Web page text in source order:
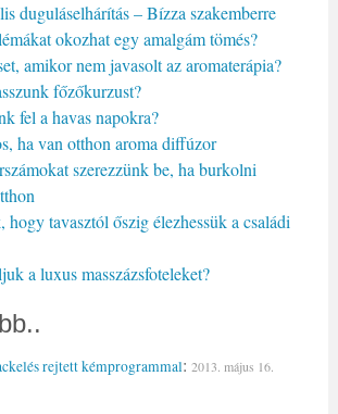
duguláselhárítás – Bízza szakemberre
okozhat egy amalgám tömés?
amikor nem javasolt az aromaterápia?
főzőkurzust?
fel a havas napokra?
ha van otthon aroma diffúzor
szerezzünk be, ha burkolni
hogy tavasztól őszig élezhessük a családi
a luxus masszázsfoteleket?
rejtett kémprogrammal: 2013. május 16.